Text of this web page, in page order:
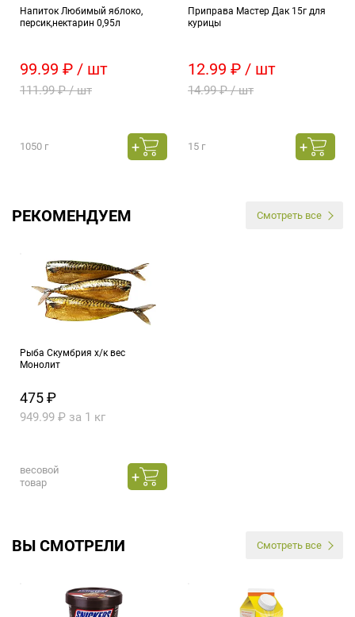
Напиток Любимый яблоко,
персик,нектарин 0,95л
99.99 ₽ / шт
111.99 ₽ / шт
1050 г
Приправа Мастер Дак 15г для
курицы
12.99 ₽ / шт
14.99 ₽ / шт
15 г
РЕКОМЕНДУЕМ Смотреть все
Рыба Скумбрия х/к вес
Монолит
475 ₽
949.99 ₽ за 1 кг
весовой
товар
ВЫ СМОТРЕЛИ Смотреть все